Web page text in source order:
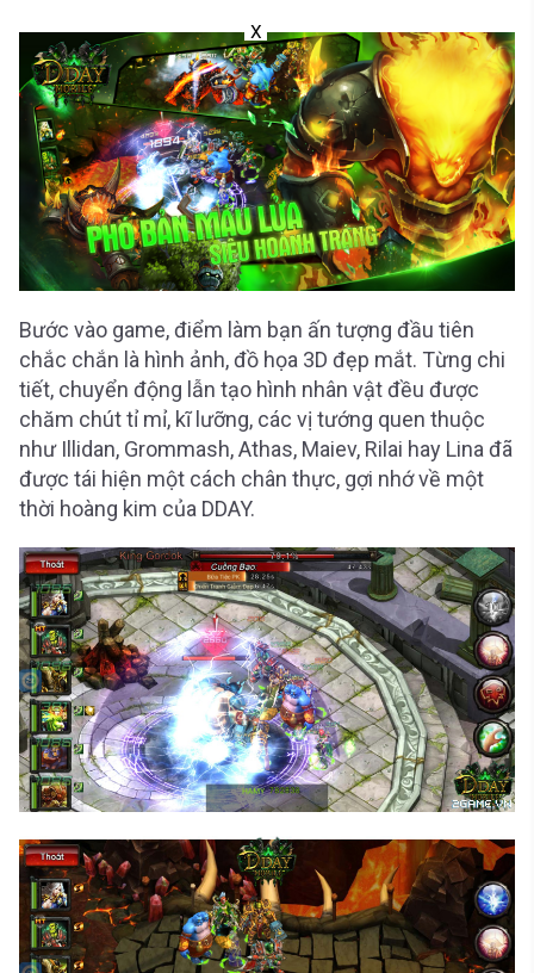
X
Bước vào game, điểm làm bạn ấn tượng đầu tiên
chắc chắn là hình ảnh, đồ họa 3D đẹp mắt. Từng chi
tiết, chuyển động lẫn tạo hình nhân vật đều được
chăm chút tỉ mỉ, kĩ lưỡng, các vị tướng quen thuộc
như Illidan, Grommash, Athas, Maiev, Rilai hay Lina đã
được tái hiện một cách chân thực, gợi nhớ về một
thời hoàng kim của DDAY.